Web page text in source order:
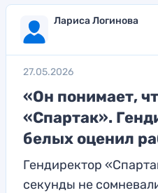
Лариса Логинова
27.05.2026
«Он понимает,
«Спартак».
белых оценил
Гендиректор
секунды не